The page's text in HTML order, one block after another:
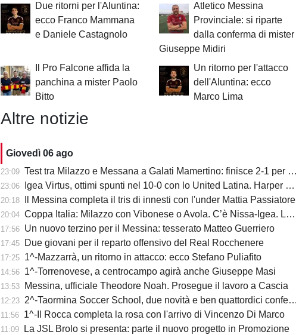
Due ritorni per l'Aluntina:
ecco Franco Mammana
e Daniele Castagnolo
Atletico Messina
Provinciale: si riparte
dalla conferma di mister
Giuseppe Midiri
Il Pro Falcone affida la
panchina a mister Paolo
Bitto
Un ritorno per l'attacco
dell'Aluntina: ecco
Marco Lima
Altre notizie
Giovedì 06 ago
23:09 Test tra Milazzo e Messana a Galati Mamertino: finisce 2-1 per i rossoblù
23:06 Igea Virtus, ottimi spunti nel 10-0 con lo United Latina. Harper scatenato
20:18 Il Messina completa il tris di innesti con l'under Mattia Passiatore
20:04 Coppa Italia: Milazzo con Vibonese o Avola. C’è Nissa-Igea. Lunedì i calendari
17:56 Un nuovo terzino per il Messina: tesserato Matteo Guerriero
17:45 Due giovani per il reparto offensivo del Real Rocchenere
17:25 1^-Mazzarrà, un ritorno in attacco: ecco Stefano Puliafito
14:56 1^-Torrenovese, a centrocampo agirà anche Giuseppe Masi
13:53 Messina, ufficiale Theodore Noah. Prosegue il lavoro a Cascia
12:23 2^-Taormina Soccer School, due novità e ben quattordici conferme
11:56 1^-Il Rocca completa la rosa con l'arrivo di Vincenzo Di Marco
11:09 La JSL Brolo si presenta: parte il nuovo progetto in Promozione